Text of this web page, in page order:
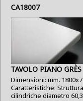
CA18007
TAVOLO PIANO
Dimensioni: mm.
Caratteristiche:
cilindriche diametro